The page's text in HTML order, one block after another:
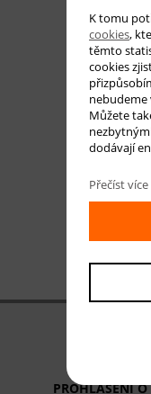
PROHLÁŠENÍ
K tomu
cookies,
těmto
cookies
Můžete
dodávají
Přečíst více